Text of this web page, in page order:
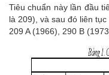
Tiêu chuẩn này lần đầu
là 209), và sau đó liên
209 A (1966), 290 B